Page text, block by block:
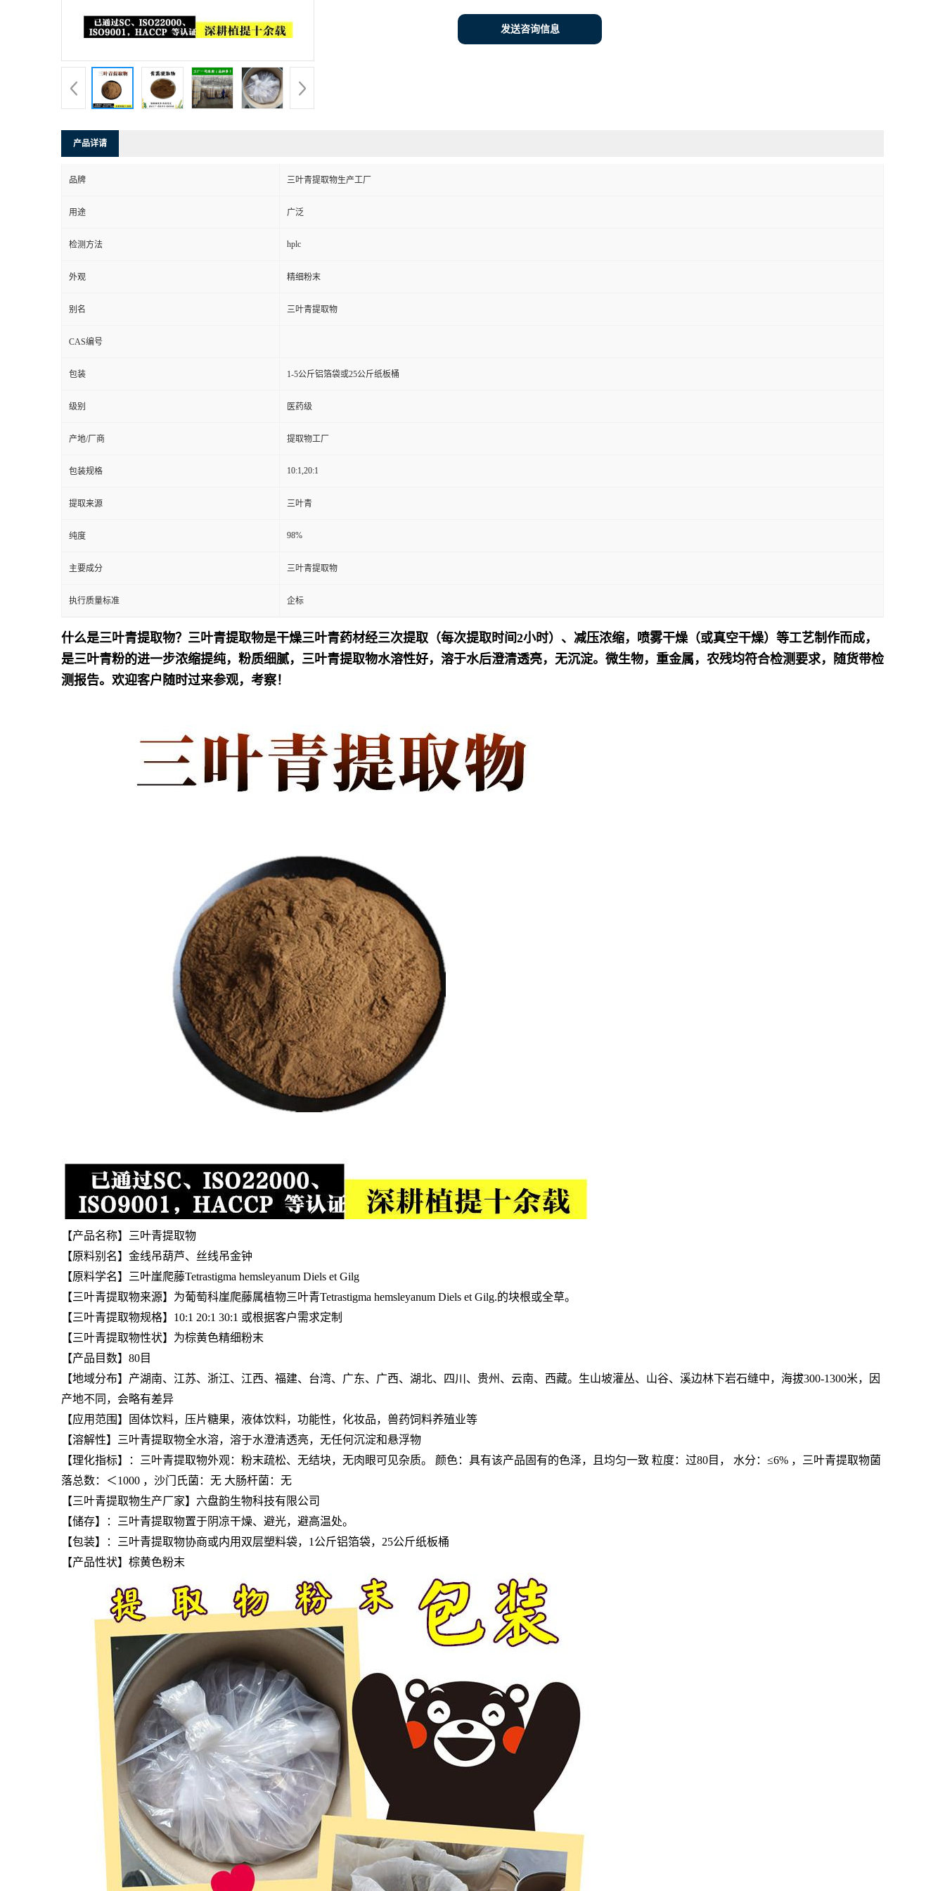
发送咨询信息
产品详请
品牌 三叶青提取物生产工厂
用途 广泛
检测方法 hplc
外观 精细粉末
别名 三叶青提取物
CAS编号
包装 1-5公斤铝箔袋或25公斤纸板桶
级别 医药级
产地/厂商 提取物工厂
包装规格 10:1,20:1
提取来源 三叶青
纯度 98%
主要成分 三叶青提取物
执行质量标准 企标
什么是三叶青提取物？三叶青提取物是干燥三叶青药材经三次提取（每次提取时间2小时）、减压浓缩，喷雾干燥（或真空干燥）等工艺制作而成，
是三叶青粉的进一步浓缩提纯， 粉质细腻，三叶青提取物水溶性好，溶于水后澄清透亮，无沉淀。 微生物，重金属，农残均符合检测要求，随货带检
测报告。欢迎客户随时过来参观，考察！
【产品名称】三叶青提取物
【原料别名】金线吊葫芦、丝线吊金钟
【原料学名】三叶崖爬藤Tetrastigma hemsleyanum Diels et Gilg
【三叶青提取物来源】为葡萄科崖爬藤属植物三叶青Tetrastigma hemsleyanum Diels et Gilg.的块根或全草。
【三叶青提取物规格】10:1 20:1 30:1 或根据客户需求定制
【三叶青提取物性状】为棕黄色精细粉末
【产品目数】80目
【地域分布】产湖南、江苏、浙江、江西、福建、台湾、广东、广西、湖北、四川、贵州、云南、西藏。生山坡灌丛、山谷、溪边林下岩石缝中，海拔300-1300米，因
产地不同，会略有差异
【应用范围】固体饮料，压片糖果，液体饮料，功能性，化妆品，兽药饲料养殖业等
【溶解性】三叶青提取物全水溶，溶于水澄清透亮，无任何沉淀和悬浮物
【理化指标】：三叶青提取物外观：粉末疏松、无结块，无肉眼可见杂质。 颜色：具有该产品固有的色泽，且均匀一致 粒度：过80目， 水分：≤6% ，三叶青提取物菌
落总数：＜1000 ，沙门氏菌：无 大肠杆菌：无
【三叶青提取物生产厂家】六盘韵生物科技有限公司
【储存】：
三叶青提取物置于阴凉干燥、避光，避高温处。
【包装】：
三叶青提取物协商或内用双层塑料袋，1公斤铝箔袋，25公斤纸板桶
【产品性状】棕黄色粉末